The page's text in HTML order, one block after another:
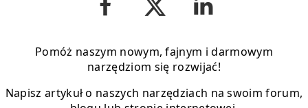
Pomóż naszym nowym, fajnym i darmowym
narzędziom się rozwijać!
Napisz artykuł o naszych narzędziach na swoim forum,